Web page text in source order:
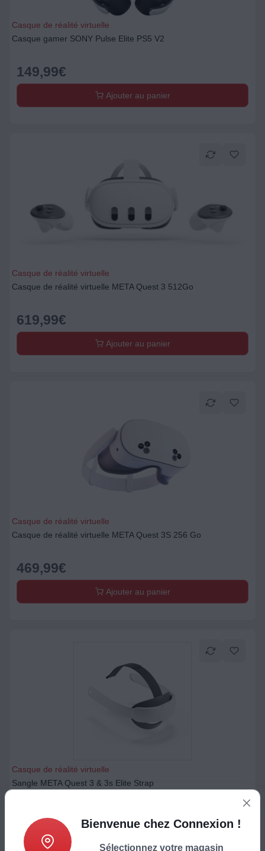
Casque de réalité virtuelle
Casque gamer SONY Pulse Elite PS5 V2
149,99€
Ajouter au panier
Casque de réalité virtuelle
Casque de réalité virtuelle META Quest 3 512Go
619,99€
Ajouter au panier
Casque de réalité virtuelle
Casque de réalité virtuelle META Quest 3S 256 Go
469,99€
Ajouter au panier
Casque de réalité virtuelle
Sangle META Quest 3 & 3s Elite Strap
79,99€ Bienvenue chez Connexion !
Sélectionnez votre magasin